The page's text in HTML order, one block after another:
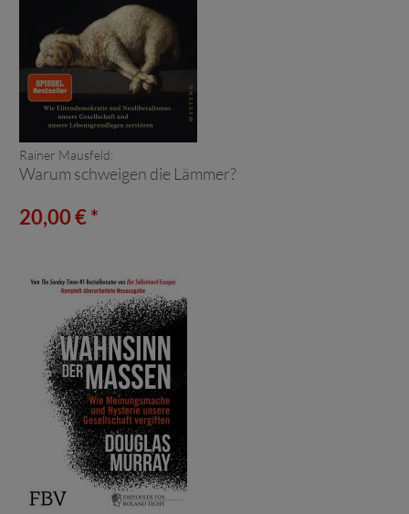
Rainer Mausfeld:
Warum schweigen die Lämmer?
20,00 € *